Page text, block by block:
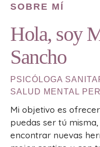
SOBRE MÍ
Hola, soy
Sancho
PSICÓLOGA
SALUD MENTAL
Mi objetivo es
puedas ser tú
encontrar nuevas